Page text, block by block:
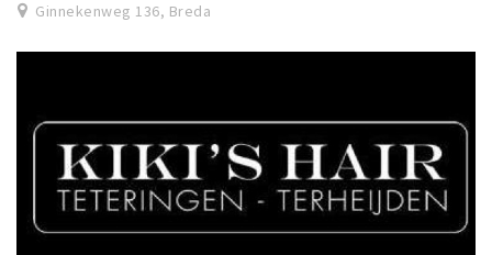
Ginnekenweg 136, Breda